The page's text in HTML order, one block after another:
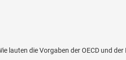
lauten die Vorgaben der OECD und der